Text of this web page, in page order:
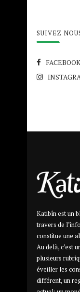
SUIVEZ
FACEBOOK
Katibîn est un
travers de
constitue une
Au delà, c’est
plusieurs
éveiller les
différent, un